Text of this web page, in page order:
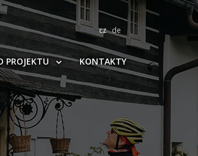
czde
PROJEKTU KONTAKTY